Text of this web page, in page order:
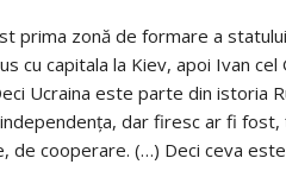
prima zonă de formare a
cu capitala la Kiev, apoi Ivan
Ucraina este parte din istoria
dar firesc ar fi
de cooperare. (…) Deci ceva